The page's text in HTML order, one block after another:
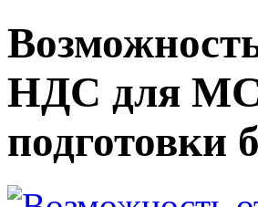
НДС для
подготовки